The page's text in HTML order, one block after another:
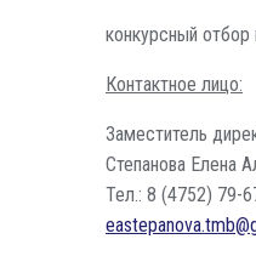
конкурсный отбор
Контактное лицо:
Заместитель
Степанова Елена
Тел.: 8 (4752) 79-